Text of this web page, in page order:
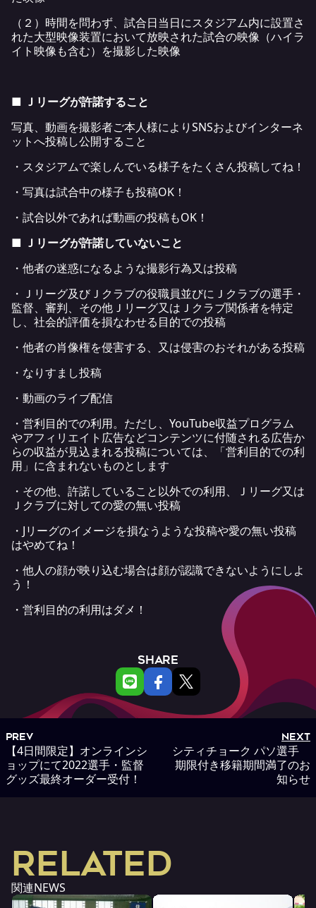
（２）時間を問わず、試合日当日にスタジアム内に設置さ
れた大型映像装置において放映された試合の映像（ハイラ
イト映像も含む）を撮影した映像
■ Ｊリーグが許諾すること
写真、動画を撮影者ご本人様によりSNSおよびインターネ
ットへ投稿し公開すること
・スタジアムで楽しんでいる様子をたくさん投稿してね！
・写真は試合中の様子も投稿OK！
・試合以外であれば動画の投稿もOK！
■ Ｊリーグが許諾していないこと
・他者の迷惑になるような撮影行為又は投稿
・Ｊリーグ及びＪクラブの役職員並びにＪクラブの選手・
監督、審判、その他Ｊリーグ又はＪクラブ関係者を特定
し、社会的評価を損なわせる目的での投稿
・他者の肖像権を侵害する、又は侵害のおそれがある投稿
・なりすまし投稿
・動画のライブ配信
・営利目的での利用。ただし、YouTube収益プログラム
やアフィリエイト広告などコンテンツに付随される広告か
らの収益が見込まれる投稿については、「営利目的での利
用」に含まれないものとします
・その他、許諾していること以外での利用、Ｊリーグ又は
Ｊクラブに対しての愛の無い投稿
・Jリーグのイメージを損なうような投稿や愛の無い投稿
はやめてね！
・他人の顔が映り込む場合は顔が認識できないようにしよ
う！
・営利目的の利用はダメ！
SHARE
PREV
【4日間限定】オンラインシ
ョップにて2022選手・監督
グッズ最終オーダー受付！
NEXT
シティチョーク パソ選手
期限付き移籍期間満了のお
知らせ
RELATED
関連NEWS